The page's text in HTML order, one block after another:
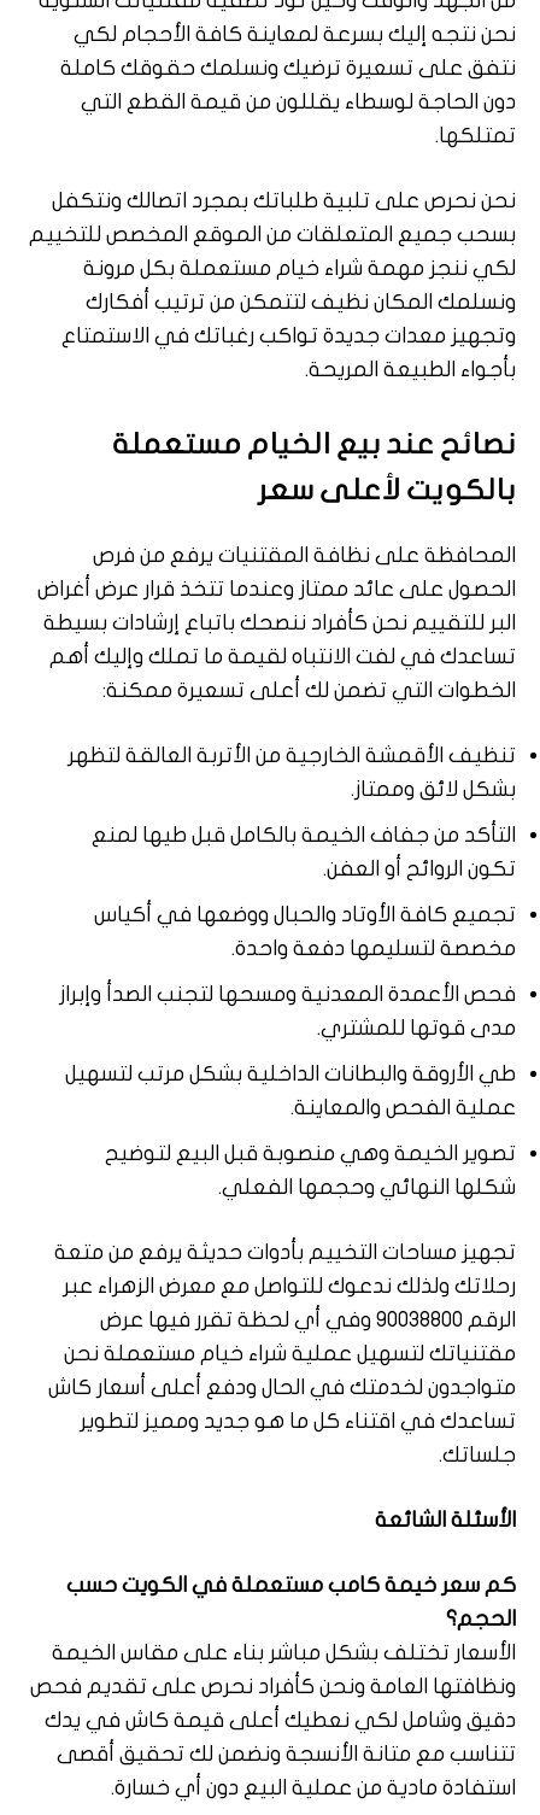
نحن نتجه إليك بسرعة لمعاينة كافة الأحجام لكي
نتفق على تسعيرة ترضيك ونسلمك حقوقك كاملة
دون الحاجة لوسطاء يقللون من قيمة القطع التي
تمتلكها.
نحن نحرص على تلبية طلباتك بمجرد اتصالك ونتكفل
بسحب جميع المتعلقات من الموقع المخصص للتخييم
لكي ننجز مهمة شراء خيام مستعملة بكل مرونة
ونسلمك المكان نظيف لتتمكن من ترتيب أفكارك
وتجهيز معدات جديدة تواكب رغباتك في الاستمتاع
بأجواء الطبيعة المريحة.
نصائح عند بيع الخيام مستعملة
بالكويت لأعلى سعر
المحافظة على نظافة المقتنيات يرفع من فرص
الحصول على عائد ممتاز وعندما تتخذ قرار عرض أغراض
البر للتقييم نحن كأفراد ننصحك باتباع إرشادات بسيطة
تساعدك في لفت الانتباه لقيمة ما تملك وإليك أهم
الخطوات التي تضمن لك أعلى تسعيرة ممكنة:
تنظيف الأقمشة الخارجية من الأتربة العالقة لتظهر
بشكل لائق وممتاز.
التأكد من جفاف الخيمة بالكامل قبل طيها لمنع
تكون الروائح أو العفن.
تجميع كافة الأوتاد والحبال ووضعها في أكياس
مخصصة لتسليمها دفعة واحدة.
فحص الأعمدة المعدنية ومسحها لتجنب الصدأ وإبراز
مدى قوتها للمشتري.
طي الأروقة والبطانات الداخلية بشكل مرتب لتسهيل
عملية الفحص والمعاينة.
تصوير الخيمة وهي منصوبة قبل البيع لتوضيح
شكلها النهائي وحجمها الفعلي.
تجهيز مساحات التخييم بأدوات حديثة يرفع من متعة
رحلاتك ولذلك ندعوك للتواصل مع معرض الزهراء عبر
الرقم 90038800 وفي أي لحظة تقرر فيها عرض
مقتنياتك لتسهيل عملية شراء خيام مستعملة نحن
متواجدون لخدمتك في الحال ودفع أعلى أسعار كاش
تساعدك في اقتناء كل ما هو جديد ومميز لتطوير
جلساتك.
الأسئلة الشائعة
كم سعر خيمة كامب مستعملة في الكويت حسب
الحجم؟
الأسعار تختلف بشكل مباشر بناء على مقاس الخيمة
ونظافتها العامة ونحن كأفراد نحرص على تقديم فحص
دقيق وشامل لكي نعطيك أعلى قيمة كاش في يدك
تتناسب مع متانة الأنسجة ونضمن لك تحقيق أقصى
استفادة مادية من عملية البيع دون أي خسارة.